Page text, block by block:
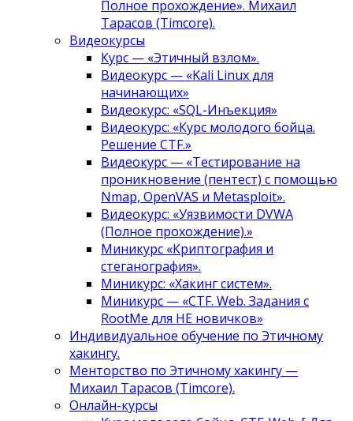
Полное прохождение». Михаил
Тарасов (Timcore).
Видеокурсы
Курс — «Этичный взлом».
Видеокурс — «Kali Linux для
начинающих»
Видеокурс: «SQL-Инъекция»
Видеокурс: «Курс молодого бойца.
Решение CTF.»
Видеокурс — «Тестирование на
проникновение (пентест) с помощью
Nmap, OpenVAS и Metasploit».
Видеокурс: «Уязвимости DVWA
(Полное прохождение).»
Миникурс «Криптография и
стеганография».
Миникурс: «Хакинг систем».
Миникурс — «CTF. Web. Задания с
RootMe для НЕ новичков»
Индивидуальное обучение по Этичному
хакингу.
Менторство по Этичному хакингу —
Михаил Тарасов (Timcore).
Онлайн-курсы